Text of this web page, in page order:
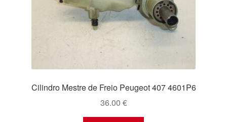
Cilindro Mestre de Freio Peugeot 407 4601P6
36.00 €